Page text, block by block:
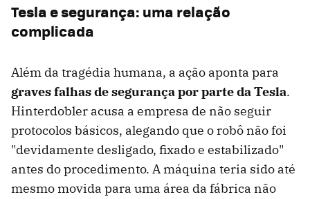
Tesla e segurança: uma relação
complicada
Além da tragédia humana, a ação aponta para
graves falhas de segurança por parte da Tesla.
Hinterdobler acusa a empresa de não seguir
protocolos básicos, alegando que o robô não foi
"devidamente desligado, fixado e estabilizado"
antes do procedimento. A máquina teria sido até
mesmo movida para uma área da fábrica não